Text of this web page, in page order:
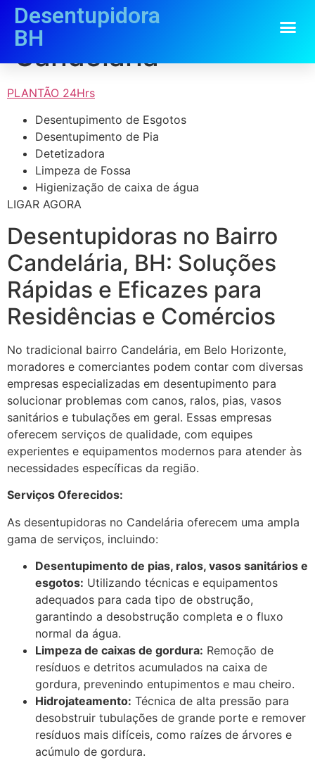
Desentupidora
BH
Desentupidora
Candelária
PLANTÃO 24Hrs
Desentupimento de Esgotos
Desentupimento de Pia
Detetizadora
Limpeza de Fossa
Higienização de caixa de água
LIGAR AGORA
Desentupidoras no Bairro
Candelária, BH: Soluções
Rápidas e Eficazes para
Residências e Comércios
No tradicional bairro Candelária, em Belo Horizonte,
moradores e comerciantes podem contar com diversas
empresas especializadas em desentupimento para
solucionar problemas com canos, ralos, pias, vasos
sanitários e tubulações em geral. Essas empresas
oferecem serviços de qualidade, com equipes
experientes e equipamentos modernos para atender às
necessidades específicas da região.
Serviços Oferecidos:
As desentupidoras no Candelária oferecem uma ampla
gama de serviços, incluindo:
Desentupimento de pias, ralos, vasos sanitários e
esgotos: Utilizando técnicas e equipamentos
adequados para cada tipo de obstrução,
garantindo a desobstrução completa e o fluxo
normal da água.
Limpeza de caixas de gordura: Remoção de
resíduos e detritos acumulados na caixa de
gordura, prevenindo entupimentos e mau cheiro.
Hidrojateamento: Técnica de alta pressão para
desobstruir tubulações de grande porte e remover
resíduos mais difíceis, como raízes de árvores e
acúmulo de gordura.